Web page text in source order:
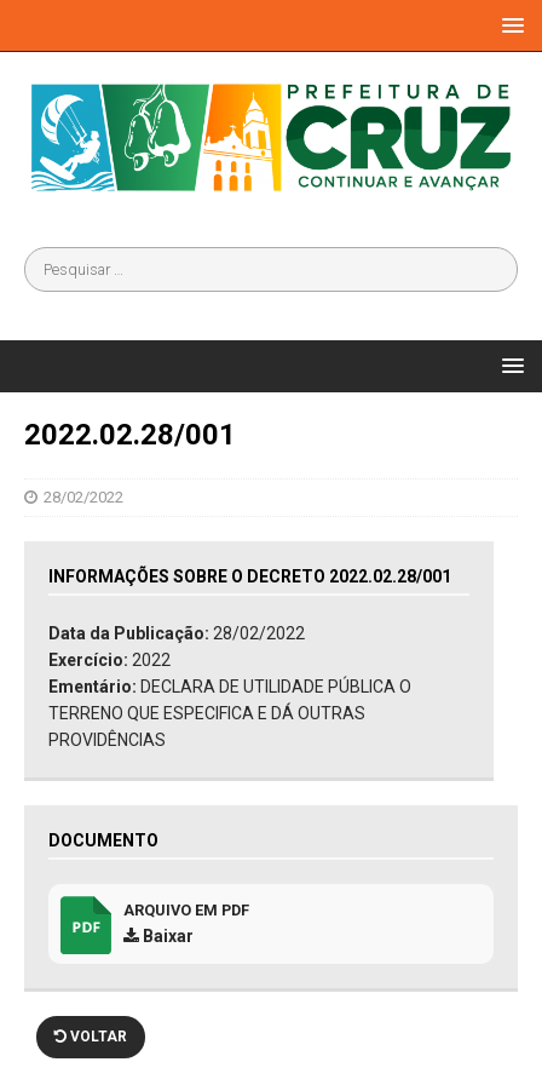
2022.02.28/001
28/02/2022
INFORMAÇÕES SOBRE O DECRETO 2022.02.28/001
Data da Publicação: 28/02/2022
Exercício: 2022
Ementário: DECLARA DE UTILIDADE PÚBLICA O
TERRENO QUE ESPECIFICA E DÁ OUTRAS
PROVIDÊNCIAS
DOCUMENTO
ARQUIVO EM PDF
Baixar
VOLTAR